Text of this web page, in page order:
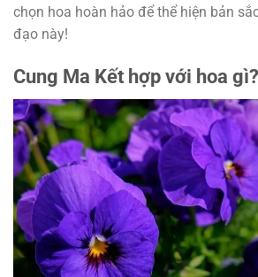
chọn hoa hoàn hảo để thể hiện bản
đạo này!
Cung Ma Kết hợp với hoa gì?